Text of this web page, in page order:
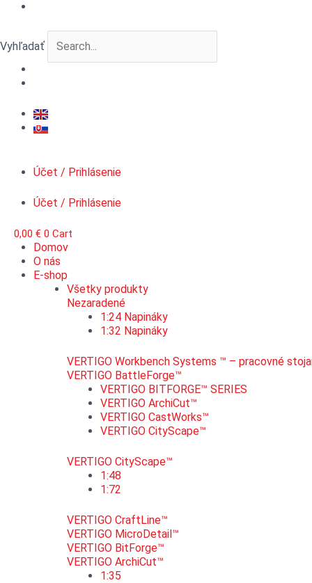
Preskočiť
Vyhľadať
Účet / Prihlásenie
Účet / Prihlásenie
0,00 € 0 Cart
Domov
O nás
E-shop
Všetky produkty
Nezaradené
1:24 Napináky
1:32 Napináky
VERTIGO Workbench Systems ™ – pracovné
VERTIGO BattleForge™
VERTIGO BITFORGE™ SERIES
VERTIGO ArchiCut™
VERTIGO CastWorks™
VERTIGO CityScape™
VERTIGO CityScape™
1:48
1:72
VERTIGO CraftLine™
VERTIGO MicroDetail™
VERTIGO BitForge™
VERTIGO ArchiCut™
1:35
množstvo
MicroDetail™
Matica
priemer